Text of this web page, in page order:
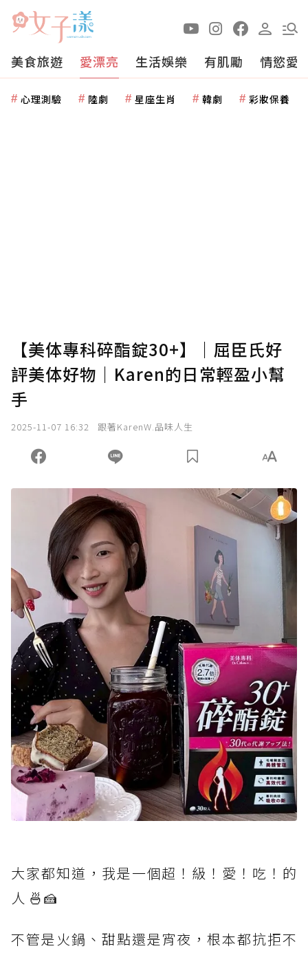
美食旅遊 愛漂亮 生活娛樂 有肌勵 情慾愛
心理測驗 陸劇 星座生肖 韓劇 彩妝保養
【美体專科碎酯錠30+】｜屈臣氏好
評美体好物｜Karen的日常輕盈小幫
手
2025-11-07 16:32 跟著KarenW.品味人生
大家都知道，我是一個超！級！愛！吃！的
人 🍜🍰
不管是火鍋、甜點還是宵夜，根本都抗拒不